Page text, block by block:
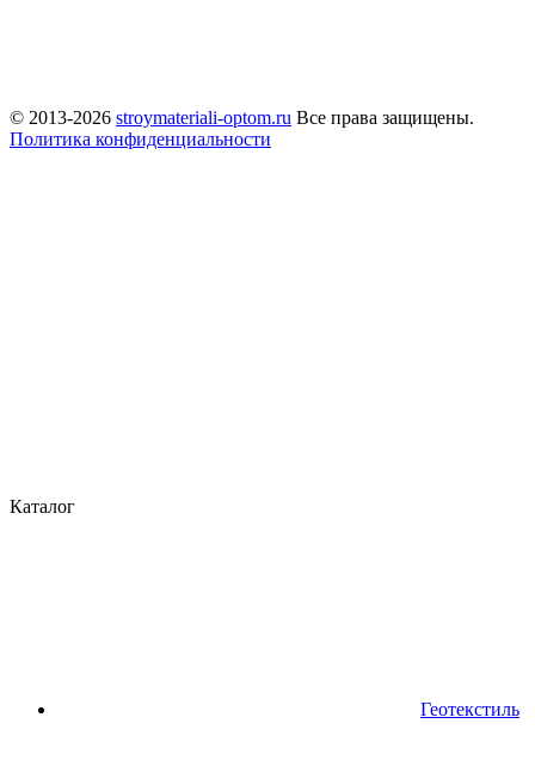
© 2013-2026 stroymateriali-optom.ru Все права защищены.
Политика конфиденциальности
Каталог
Геотекстиль